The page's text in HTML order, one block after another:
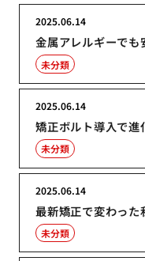
金属アレルギーでも
2025.06.14
未分類
矯正ボルト導入で進
2025.06.14
未分類
最新矯正で変わった
2025.06.14
未分類